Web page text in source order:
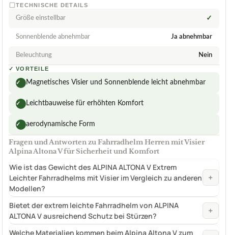
TECHNISCHE DETAILS
Größe einstellbar ✓
Sonnenblende abnehmbar Ja abnehmbar
Beleuchtung Nein
✓ VORTEILE
✓ Magnetisches Visier und Sonnenblende leicht abnehmbar
✓ Leichtbauweise für erhöhten Komfort
✓ aerodynamische Form
Fragen und Antworten zu Fahrradhelm Herren mit Visier
Alpina Altona V für Sicherheit und Komfort
Wie ist das Gewicht des ALPINA ALTONA V Extrem
Leichter Fahrradhelms mit Visier im Vergleich zu anderen
Modellen?
+
Bietet der extrem leichte Fahrradhelm von ALPINA
ALTONA V ausreichend Schutz bei Stürzen?
+
Welche Materialien kommen beim Alpina Altona V zum